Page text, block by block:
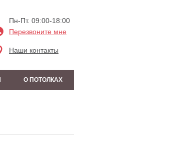
Пн-Пт. 09:00-18:00
Перезвоните мне
Наши контакты
О ПОТОЛКАХ